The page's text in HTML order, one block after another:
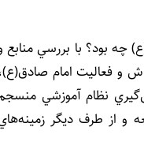
بود؟ با بررسي منابع
و فعاليت امام
نظام آموزشي
و از طرف ديگر